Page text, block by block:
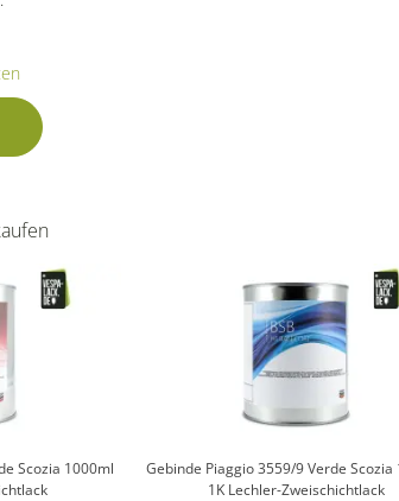
Scozia 1000ml
Gebinde Piaggio 3559/9 Verde Scozia
1K Lechler-Zweischichtlack